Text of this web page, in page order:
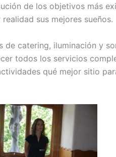
de los objetivos más
sus mejores sueños.
de catering, iluminación y
todos los servicios
qué mejor sitio